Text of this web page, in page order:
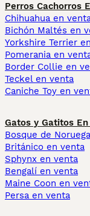
Perros Cachorros
Chihuahua en
Bichón Maltés en
Yorkshire Terrier
Pomerania en
Border Collie en
Teckel en venta
Caniche Toy en
Gatos y Gatitos
Bosque de
Británico en venta
Sphynx en venta
Bengalí en venta
Maine Coon en
Persa en venta